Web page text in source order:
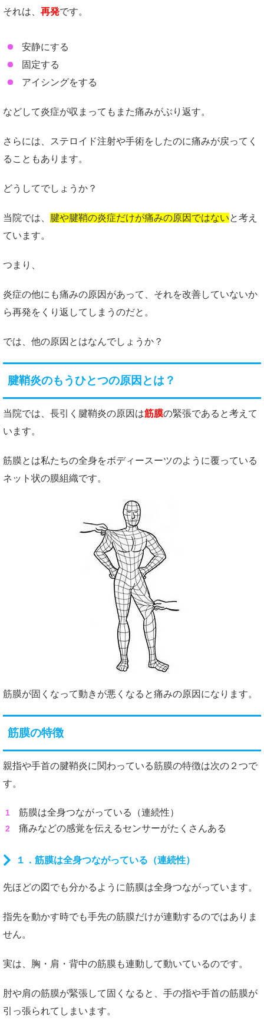
それは、 再発です。
安静にする
固定する
アイシングをする
などして炎症が収まってもまた痛みがぶり返す。
さらには、ステロイド注射や手術をしたのに痛みが戻ってく
ることもあります。
どうしてでしょうか？
当院では、 腱や腱鞘の炎症だけが痛みの原因ではないと考え
ています。
つまり、
炎症の他にも痛みの原因があって、それを改善していないか
ら再発をくり返してしまうのだと。
では、他の原因とはなんでしょうか？
腱鞘炎のもうひとつの原因とは？
当院では、長引く腱鞘炎の原因は筋膜の緊張であると考えて
います。
筋膜とは私たちの全身をボディースーツのように覆っている
ネット状の膜組織です。
筋膜が固くなって動きが悪くなると痛みの原因になります。
筋膜の特徴
親指や手首の腱鞘炎に関わっている筋膜の特徴は次の２つで
す。
筋膜は全身つながっている（連続性）
痛みなどの感覚を伝えるセンサーがたくさんある
１．筋膜は全身つながっている（連続性）
先ほどの図でも分かるように筋膜は全身つながっています。
指先を動かす時でも手先の筋膜だけが連動するのではありま
せん。
実は、胸・肩・背中の筋膜も連動して動いているのです。
肘や肩の筋膜が緊張して固くなると、手の指や手首の筋膜が
引っ張られてしまいます。